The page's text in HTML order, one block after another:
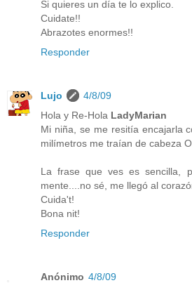
Si quieres un día te lo explico.
Cuidate!!
Abrazotes enormes!!
Responder
Lujo
4/8/09
Hola y Re-Hola LadyMarian
Mi niña, se me resitía encajarla
milímetros me traían de cabeza
La frase que ves es sencilla,
mente....no sé, me llegó al
Cuida't!
Bona nit!
Responder
Anónimo 4/8/09